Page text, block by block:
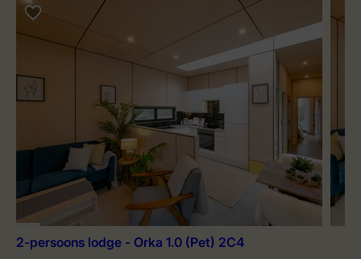
2-persoons lodge - Orka 1.0 (Pet) 2C4